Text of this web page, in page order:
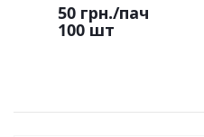
50 грн./пач
100 шт